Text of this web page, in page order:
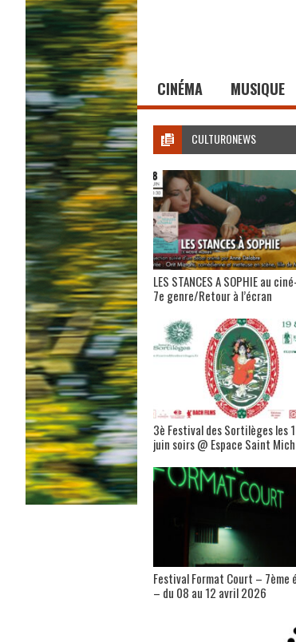
CINÉMA MUSIQUE
CULTURONEWS
LES STANCES A SOPHIE au
7e genre/Retour à l’écran
3è Festival des Sortilèges les
juin soirs @ Espace Saint
Festival Format Court – 7ème
– du 08 au 12 avril 2026